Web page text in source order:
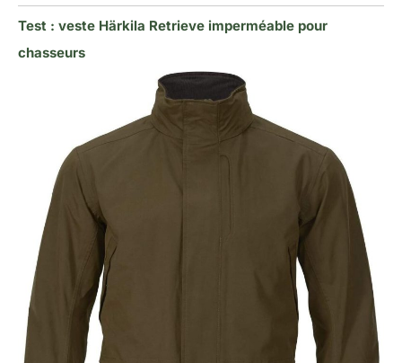
Test : veste Härkila Retrieve imperméable pour
chasseurs